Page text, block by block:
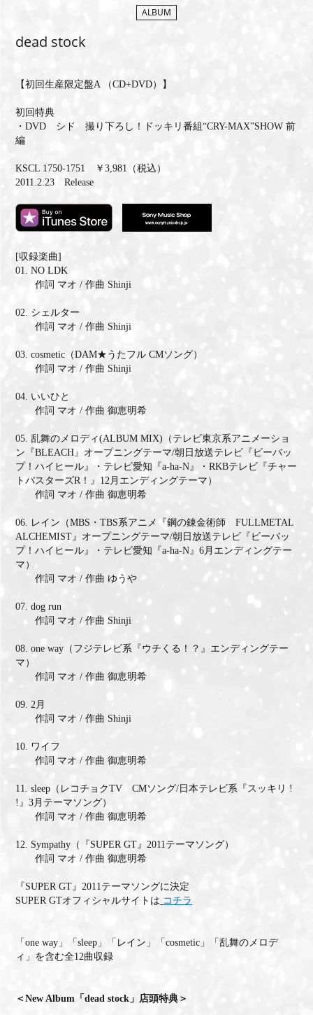
MEMBERS CLUB ID-S
ALBUM
dead stock
【初回生産限定盤A （CD+DVD）】
初回特典
・DVD シド 撮り下ろし！ドッキリ番組“CRY-MAX”SHOW 前
編
KSCL 1750-1751 ￥3,981（税込）
2011.2.23 Release
[収録楽曲]
01. NO LDK
作詞 マオ / 作曲 Shinji
02. シェルター
作詞 マオ / 作曲 Shinji
03. cosmetic（DAM★うたフル CMソング）
作詞 マオ / 作曲 Shinji
04. いいひと
作詞 マオ / 作曲 御恵明希
05. 乱舞のメロディ(ALBUM MIX)（テレビ東京系アニメーショ
ン『BLEACH』オープニングテーマ/朝日放送テレビ『ビーバッ
プ！ハイヒール』・テレビ愛知『a-ha-N』・RKBテレビ『チャー
トバスターズR！』12月エンディングテーマ）
作詞 マオ / 作曲 御恵明希
06. レイン（MBS・TBS系アニメ『鋼の錬金術師 FULLMETAL
ALCHEMIST』オープニングテーマ/朝日放送テレビ『ビーバッ
プ！ハイヒール』・テレビ愛知『a-ha-N』6月エンディングテー
マ）
作詞 マオ / 作曲 ゆうや
07. dog run
作詞 マオ / 作曲 Shinji
08. one way（フジテレビ系『ウチくる！？』エンディングテー
マ）
作詞 マオ / 作曲 御恵明希
09. 2月
作詞 マオ / 作曲 Shinji
10. ワイフ
作詞 マオ / 作曲 御恵明希
11. sleep（レコチョクTV CMソング/日本テレビ系『スッキリ !
!』3月テーマソング）
作詞 マオ / 作曲 御恵明希
12. Sympathy（『SUPER GT』2011テーマソング）
作詞 マオ / 作曲 御恵明希
『SUPER GT』2011テーマソングに決定
SUPER GTオフィシャルサイトは コチラ
「one way」「sleep」「レイン」「cosmetic」「乱舞のメロデ
ィ」を含む全12曲収録
＜New Album「dead stock」店頭特典＞